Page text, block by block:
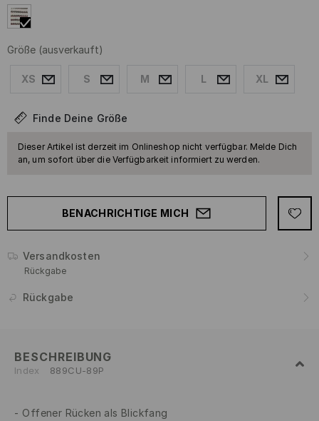
Größe (ausverkauft)
XS S M L XL
Finde Deine Größe
Dieser Artikel ist derzeit im Onlineshop nicht verfügbar. Melde Dich
an, um sofort über die Verfügbarkeit informiert zu werden.
BENACHRICHTIGE MICH
Versandkosten
Rückgabe
Rückgabe
BESCHREIBUNG
Index 889CU-89P
Offener Rücken als Blickfang